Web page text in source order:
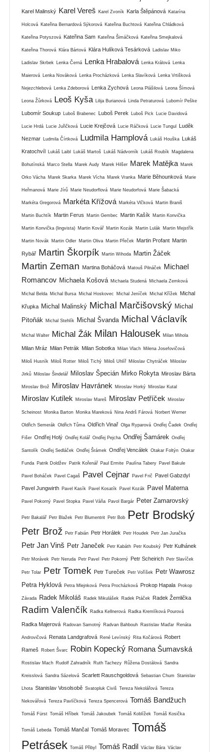
Karel Malinský Karel Vereš Karel Zvoník Karla Štěpánová Katarína
Holcová Kateřina Bernardová Sýkorová Kateřina Buchtová Kateřina Chládková
Kateřina Potyszová Kateřina Sam Kateřina Šimáčková Kateřina Smejkalová
Kateřina Thorová Klára Bártová Klára Hulíková Tesárková Ladislav Miko
Ladislav Skrbek Lenka Černá Lenka Hrabalová Lenka Králová Lenka
Maierová Lenka Nováková Lenka Procházková Lenka Slavíková Lenka Vrtišková
Nejezchlebová Lenka Zdeborová Lenka Zychová Leona Plášilová Leona Šímová
Leona Žůrková Leoš Kyša Lilija Burianová Linda Petraturová Lubomír Peške
Lubomír Soukup Luboš Brabenec Luboš Perek Luboš Pick Lucie Davidová
Lucie Hrdá Lucie Juřičková Lucie Krejčová Lucie Ráčková Lucie Tungul Luděk
Nezmar Ludmila Čírtková Ludmila Hamplová Lukáš Houška Lukáš
Kratochvíl Lukáš Laibl Lukáš Martoš Lukáš Nádvorník Lukáš Roubík Magdalena
Bohutínská Marco Stella Marek Audy Marek Hilšer Marek Matějka Marek
Orko Vácha Marek Skarka Marek Vícha Marek Vranka Marie Běhounková Marie
Heřmanová Marie Jírů Marie Neudorflová Marie Neudorfová Marie Šabacká
Markéta Gregorová Markéta Křížová Markéta Vlčková Martin Braniš
Martin Buchtík Martin Ferus Martin Gembec Martin Kašík Martin Konvička
Martin Konvička (lingvista) Martin Kovář Martin Kozák Martin Lulák Martin Mejstřík
Martin Novák Martin Odler Martin Oliva Martin Přeček Martin Profant Martin
Rybář Martin Škorpík Martin Wihoda Martin Žáček
Martin Zeman Martina Boháčová Matouš Pilnáček
Michael
Romancov Michaela Košová Michaela Studená Michaela Zemková
Michal Belda Michal Bursa Michal Hoskovec Michal Jeníček Michal Křížek Michal
Křupka Michal Malinský Michal Marčišovský Michal
Pitoňák
Michal Stehlík Michal Švanda Michal Václavík
Michal Walter Michal Žák Milan Halousek Milan Mihola
Milan Mráz Milan Petrák Milan Sobotka Milan Vlach Milena Josefovičová
Miloš Husník Miloš Rotter Miloš Tichý Miloš Uhlíř Miloslav Chytráček Miloslav
Jirků Miloslav Šindelář Miloslav Špecián Mirko Rokyta Miroslav Bárta
Miroslav Brož Miroslav Havránek Miroslav Horký Miroslav Kutal
Miroslav Kutílek Miroslav Mareš Miroslav Petříček Miroslav
Scheinost Monika Barton Monika Mareková Nina Andrš Fárová Norbert Werner
Oldřich Semerák Oldřich Tůma Oldřich Vinař Olga Ryparová Ondřej Čadek Ondřej
Fišer Ondřej Holý Ondřej Kolář Ondřej Pejcha Ondřej Šamárek Ondřej
Santolík Ondřej Sedláček Ondřej Šrámek Ondřej Vencálek Otakar Foltýn Otakar
Funda Patrik Doldžev Patrik Kořenář Paul Ermite Paulína Tabery Pavel Bakule
Pavel Boháček Pavel Cagaš Pavel Cejnar Pavel Frič Pavel Gabzdyl
Pavel Jungwirth Pavel Kasík Pavel Kosatík Pavel Kozák Pavel Materna
Pavel Pokorný Pavel Stopka Pavel Váňa Pavol Bargár Peter Zamarovský
Petr Bakalář Petr Blažek Petr Blumentrit Petr Bob Petr Brodský
Petr Brož Petr Fabián Petr Horálek Petr Houdek Petr Jan Juračka
Petr Jan Vinš Petr Janeček Petr Kabáth Petr Koubský Petr Kulhánek
Petr Morávek Petr Neruda Petr Pavel Petr Pokorný Petr Scheirich Petr Slavíček
Petr Tolar Petr Tomek Petr Tureček Petr Voříšek
Petr Wawrosz
Petra Hyklová Petra Mlejnková Petra Procházková Prokop Hapala Prokop
Závada Radek Mikoláš Radek Mikulášek Radek Ptáček Radek Žemlička
Radim Valenčík Radka Kellnerová Radka Kremlíková Pourová
Radka Majerová Radovan Samotný Radvan Bahbouh Rastislav Maďar Renáta
Androvičová Renata Landgrafová René Levínský Rita Kočárová Robert
Rameš Robert Švarc Robin Kopecký Romana Šumavská
Rostislav Mach Rudolf Zahradník Ruth Tachezy Růžena Dostálová Sandra
Kreisslová Sandra Sázelová Scarlett Rauschgoldová Sebastian Chum Stanislav
Lhota Stanislav Vosolsobě Svatopluk Civiš Tereza Nekolářová Tereza
Nekovářová Tereza Pavlíčková Tereza Spencerová Tomáš Bandžuch
Tomáš Fürst Tomáš Hříbek Tomáš Jakoubek Tomáš Koblížek Tomáš Kosička
Tomáš Lebeda Tomáš Mančal Tomáš Moravec Tomáš
Petrásek Tomáš Přibyl Tomáš Radil Václav Bára Václav